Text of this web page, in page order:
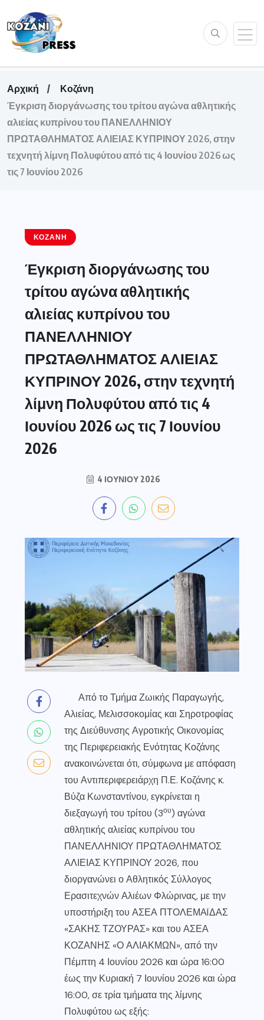
Αρχική
Κοζάνη
Έγκριση διοργάνωσης του τρίτου αγώνα αθλητικής
αλιείας κυπρίνου του ΠΑΝΕΛΛΗΝΙΟΥ
ΠΡΩΤΑΘΛΗΜΑΤΟΣ ΑΛΙΕΙΑΣ ΚΥΠΡΙΝΟΥ 2026, στην
τεχνητή λίμνη Πολυφύτου από τις 4 Ιουνίου 2026 ως
τις 7 Ιουνίου 2026
ΚΟΖΆΝΗ
Έγκριση διοργάνωσης του
τρίτου αγώνα αθλητικής
αλιείας κυπρίνου του
ΠΑΝΕΛΛΗΝΙΟΥ
ΠΡΩΤΑΘΛΗΜΑΤΟΣ ΑΛΙΕΙΑΣ
ΚΥΠΡΙΝΟΥ 2026, στην τεχνητή
λίμνη Πολυφύτου από τις 4
Ιουνίου 2026 ως τις 7 Ιουνίου
2026
4 ΙΟΥΝΊΟΥ 2026
Από το Τμήμα Ζωικής Παραγωγής,
Αλιείας, Μελισσοκομίας και Σηροτροφίας
της Διεύθυνσης Αγροτικής Οικονομίας
της Περιφερειακής Ενότητας Κοζάνης
ανακοινώνεται ότι, σύμφωνα με απόφαση
του Αντιπεριφερειάρχη Π.Ε. Κοζάνης κ.
Βύζα Κωνσταντίνου, εγκρίνεται η
διεξαγωγή του τρίτου (3ου) αγώνα
αθλητικής αλιείας κυπρίνου του
ΠΑΝΕΛΛΗΝΙΟΥ ΠΡΩΤΑΘΛΗΜΑΤΟΣ
ΑΛΙΕΙΑΣ ΚΥΠΡΙΝΟΥ 2026, που
διοργανώνει ο Αθλητικός Σύλλογος
Ερασιτεχνών Αλιέων Φλώρινας, με την
υποστήριξη του ΑΣΕΑ ΠΤΟΛΕΜΑÏΔΑΣ
«ΣΑΚΗΣ ΤΖΟΥΡΑΣ» και του ΑΣΕΑ
ΚΟΖΑΝΗΣ «Ο ΑΛΙΑΚΜΩΝ», από την
Πέμπτη 4 Ιουνίου 2026 και ώρα 16:00
έως την Κυριακή 7 Ιουνίου 2026 και ώρα
16:00, σε τρία τμήματα της λίμνης
Πολυφύτου ως εξής: